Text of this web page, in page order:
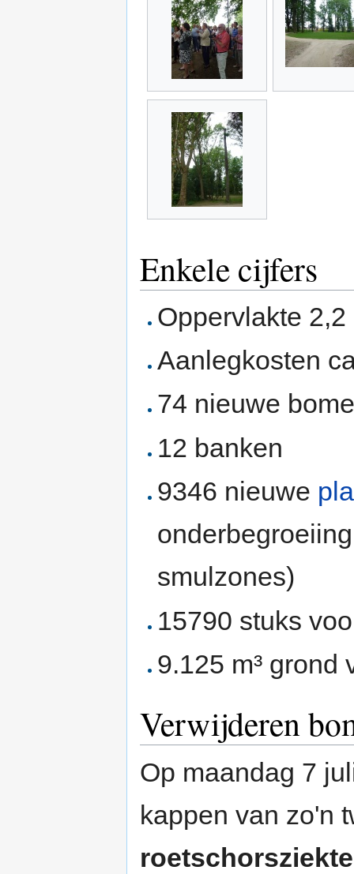
Enkele cijfers
Oppervlakte 2,2
Aanlegkosten
74 nieuwe
12 banken
9346 nieuwe
smulzones)
15790 stuks
9.125 m³ grond
Verwijderen
Op maandag 7
kappen van zo'n
roetschorsziekte